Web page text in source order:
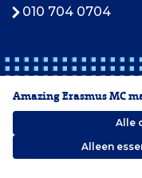
010 704 0704
Amazing Erasmus MC
Alle
Alleen